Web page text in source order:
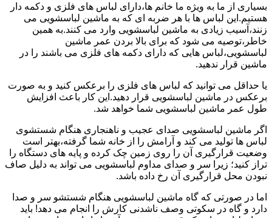
بسیاری از ما به ویژه ما خانم ها،دارای لباس های فلزی و دکمه دار
هستیم.این لباس ها با هر ضربه ای که به ماشین لباسشویی می
زنند،آسیب زیادی به ماشین لباسشویی وارد می کنند.به همین
خاطر،توصیه می شود که برای بالا بردن عمر ماشین
لباسشویی،لباس هایی که دارای دکمه های فلزی می باشند را در
ماشین قرار ندهید.
یا حداقل می توانید که لباس های فلزی را برعکس کنید و به صورت
برعکس در ماشین لباسشویی قرار دهید.این کار باعث افزایش
طول عمر ماشین لباسشویی شما خواهد شد.
اگر ماشین لباسشویی صدای عجیب و ناهنجاری هنگام شستشوی
لباس ها تولید می کند و آرامش را از خانه شما گرفته،بهتر است
وضعیت قرارگیری آن را روی زمین چک کرده و پایه های دستگاه را
تراز کنید؛ زیرا سر و صدای مداوم لباسشویی می تواند به دلیل صاف
نبودن محل قرارگیری آن رخ داده باشد.
اما در صورتی که گاه ماشین لباسشویی هنگام شستشو سر و صدا
دارد و گاه در سکوتی وصف ناشدنی کارش را انجام می دهد! باید